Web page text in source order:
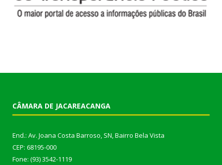
CÂMARA DE JACAREACANGA
End.: Av. Joana Costa Barroso, SN, Bairro Bela Vista
CEP: 68195-000
Fone: (93) 3542-1119